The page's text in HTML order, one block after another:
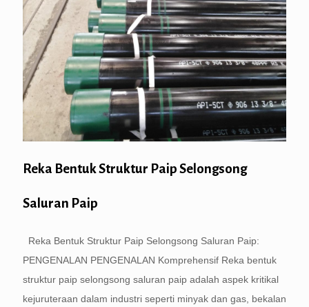
Reka Bentuk Struktur Paip Selongsong
Saluran Paip
Reka Bentuk Struktur Paip Selongsong Saluran Paip:
PENGENALAN PENGENALAN Komprehensif Reka bentuk
struktur paip selongsong saluran paip adalah aspek kritikal
kejuruteraan dalam industri seperti minyak dan gas, bekalan